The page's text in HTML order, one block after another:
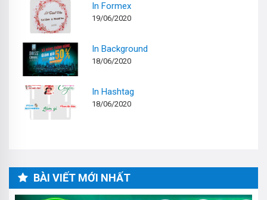
In Formex
19/06/2020
In Background
18/06/2020
In Hashtag
18/06/2020
BÀI VIẾT MỚI NHẤT